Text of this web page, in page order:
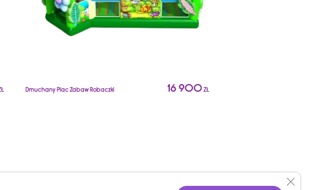
Dmuchany Plac Zabaw Robaczki 16 900ZŁ